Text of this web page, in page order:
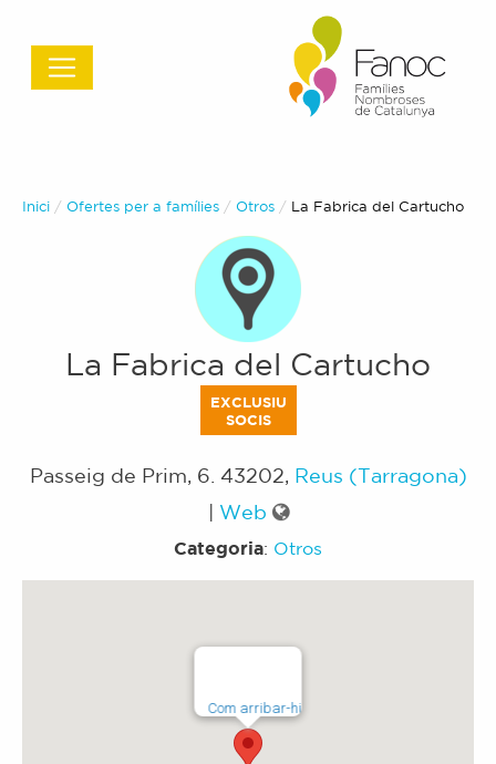
Inici Ofertes per a famílies Otros Actual:
La Fabrica del Cartucho
La Fabrica del Cartucho
EXCLUSIU
SOCIS
Passeig de Prim, 6 43202 Reus (Tarragona)
| Web
Categoria: Otros
Com arribar-hi